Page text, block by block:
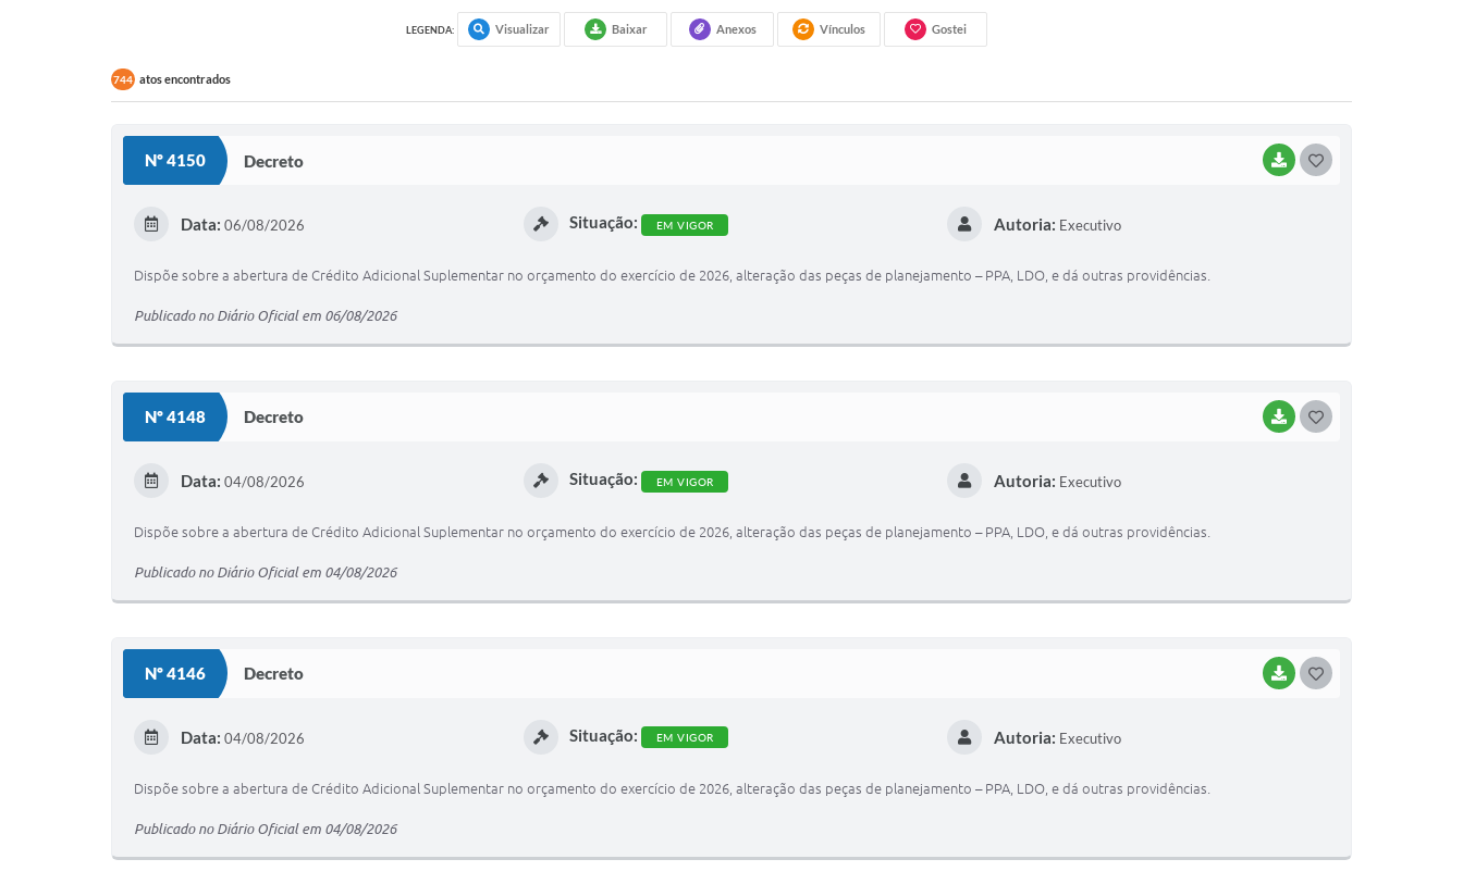
LEGENDA: Visualizar Baixar Anexos Vínculos Gostei
744 atos encontrados
Nº 4150 Decreto BAIXAR
Data: 06/08/2026 Situação: EM VIGOR Autoria: Executivo
Dispõe sobre a abertura de Crédito Adicional Suplementar no orçamento do exercício de 2026, alteração das peças de planejamento – PPA, LDO, e dá outras providências.
Publicado no Diário Oficial em 06/08/2026
Nº 4148 Decreto BAIXAR
Data: 04/08/2026 Situação: EM VIGOR Autoria: Executivo
Dispõe sobre a abertura de Crédito Adicional Suplementar no orçamento do exercício de 2026, alteração das peças de planejamento – PPA, LDO, e dá outras providências.
Publicado no Diário Oficial em 04/08/2026
Nº 4146 Decreto BAIXAR
Data: 04/08/2026 Situação: EM VIGOR Autoria: Executivo
Dispõe sobre a abertura de Crédito Adicional Suplementar no orçamento do exercício de 2026, alteração das peças de planejamento – PPA, LDO, e dá outras providências.
Publicado no Diário Oficial em 04/08/2026